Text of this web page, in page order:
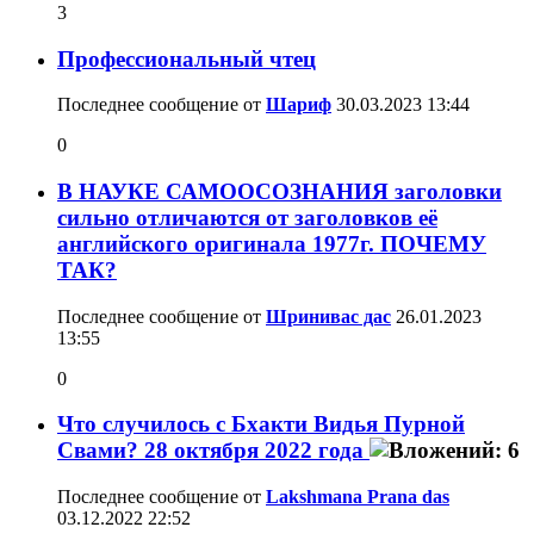
3
Профессиональный чтец
Последнее сообщение от Шариф 30.03.2023 13:44
0
В НАУКЕ САМООСОЗНАНИЯ заголовки
сильно отличаются от заголовков её
английского оригинала 1977г. ПОЧЕМУ
ТАК?
Последнее сообщение от Шринивас дас 26.01.2023
13:55
0
Что случилось с Бхакти Видья Пурной
Свами? 28 октября 2022 года
Последнее сообщение от Lakshmana Prana das
03.12.2022 22:52